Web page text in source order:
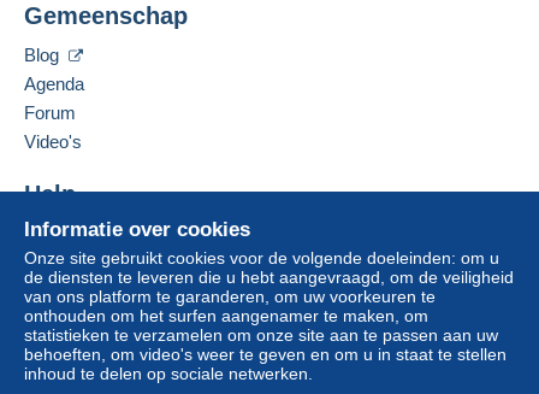
Informatie over cookies
Onze site gebruikt cookies voor de volgende doeleinden: om u
de diensten te leveren die u hebt aangevraagd, om de veiligheid
van ons platform te garanderen, om uw voorkeuren te
onthouden om het surfen aangenamer te maken, om
statistieken te verzamelen om onze site aan te passen aan uw
behoeften, om video's weer te geven en om u in staat te stellen
inhoud te delen op sociale netwerken.
Gemeenschap
Blog
Agenda
Forum
Video's
Help
Hulpcentrum
Kopen op Delcampe
Verkopen op Delcampe
Een beveiligde website